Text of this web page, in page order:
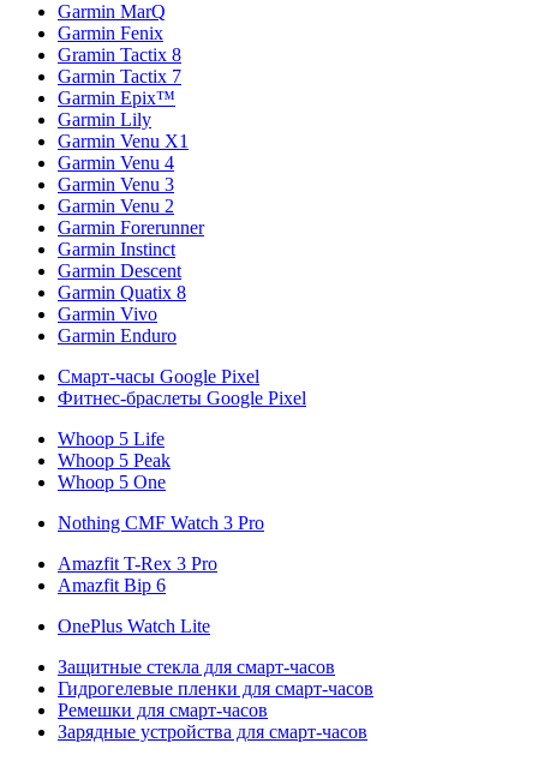
Garmin MarQ
Garmin Fenix
Gramin Tactix 8
Garmin Tactix 7
Garmin Epix™
Garmin Lily
Garmin Venu X1
Garmin Venu 4
Garmin Venu 3
Garmin Venu 2
Garmin Forerunner
Garmin Instinct
Garmin Descent
Garmin Quatix 8
Garmin Vivo
Garmin Enduro
Смарт-часы Google Pixel
Фитнес-браслеты Google Pixel
Whoop 5 Life
Whoop 5 Peak
Whoop 5 One
Nothing CMF Watch 3 Pro
Amazfit T-Rex 3 Pro
Amazfit Bip 6
OnePlus Watch Lite
Защитные стекла для смарт-часов
Гидрогелевые пленки для смарт-часов
Ремешки для смарт-часов
Зарядные устройства для смарт-часов